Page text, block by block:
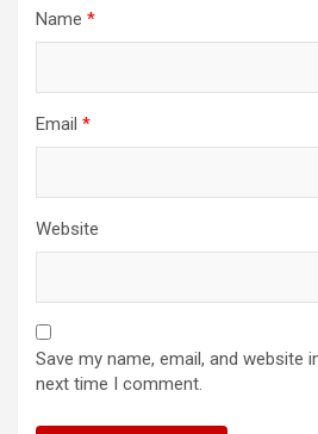
Name *
Email *
Website
Save my name, email, and website
next time I comment.